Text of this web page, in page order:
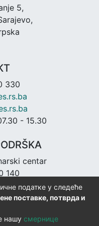
5,
330
- 15.30
centar
140
податке у следеће
поставке, потврда и
нашу смернице